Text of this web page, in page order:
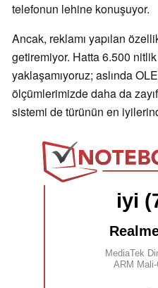
telefonun lehine konuşuyor.
Ancak, reklamı yapılan
getiremiyor. Hatta 6.500
yaklaşamıyoruz; aslında
ölçümlerimizde daha da
sistemi de türünün en
iyi
MediaTek
ARM